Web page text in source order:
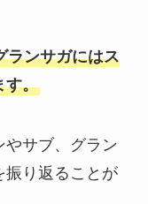
ランサガにはス
す。
やサブ、グラン
振り返ることが